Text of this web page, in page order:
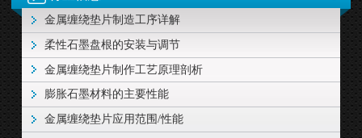
金属缠绕垫片制造工序详解
柔性石墨盘根的安装与调节
金属缠绕垫片制作工艺原理剖析
膨胀石墨材料的主要性能
金属缠绕垫片应用范围/性能